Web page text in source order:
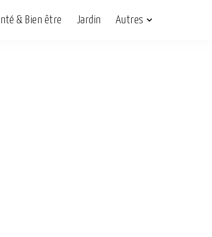
& Bien être Jardin Autres